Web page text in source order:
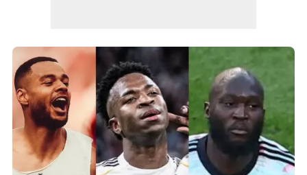
Deportes
Se va del Real Madrid, da el sí al
Barcelona y Arsenal con bombazo
Redacción La Prensa